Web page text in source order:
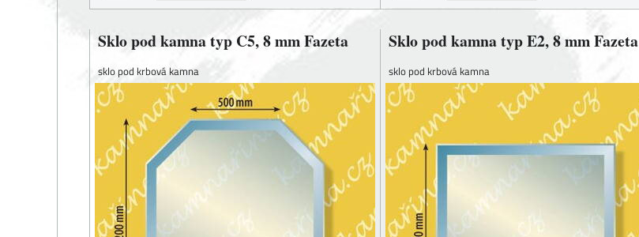
Sklo pod kamna typ C5, 8 mm Fazeta
sklo pod krbová kamna
Sklo pod kamna typ E2, 8 mm Fazeta
sklo pod krbová kamna